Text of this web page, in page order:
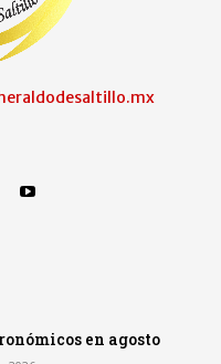
en agosto